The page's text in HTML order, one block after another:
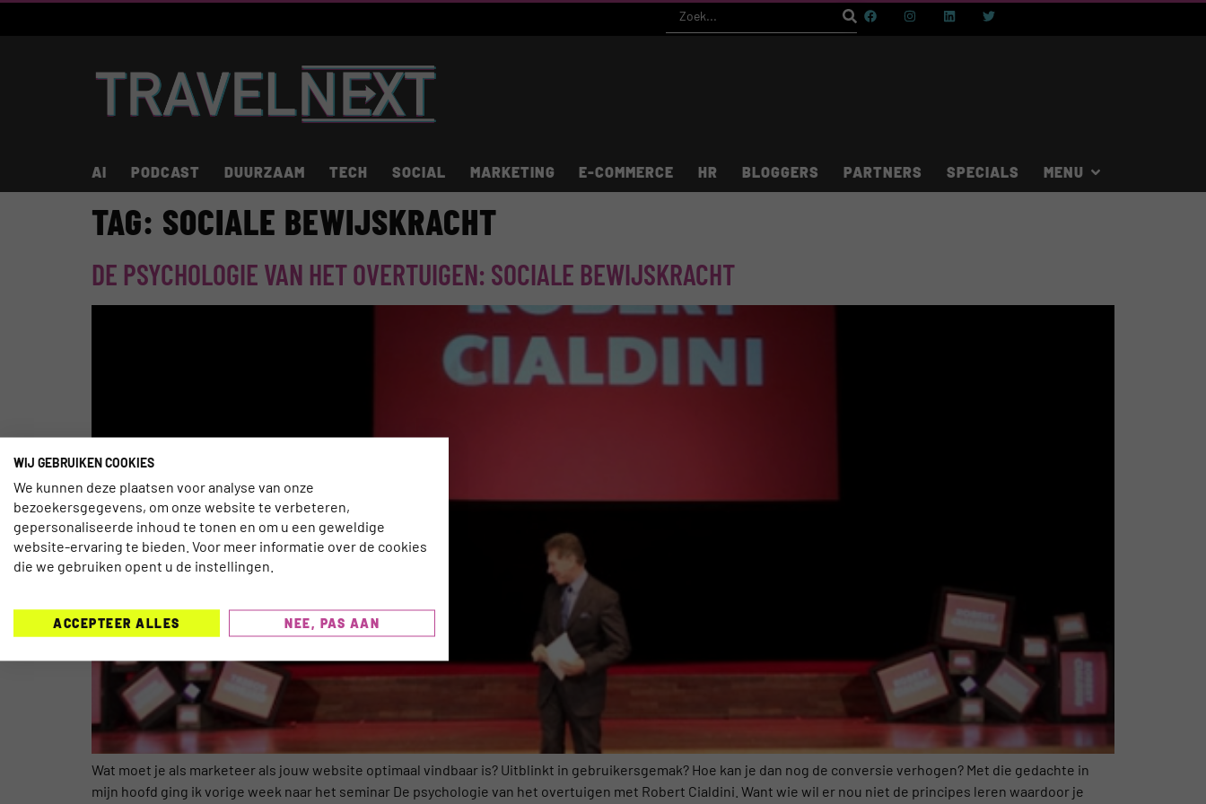
AI PODCAST DUURZAAM TECH SOCIAL MARKETING E-COMMERCE HR BLOGGERS PARTNERS SPECIALS
TAG: SOCIALE BEWIJSKRACHT
DE PSYCHOLOGIE VAN HET OVERTUIGEN: SOCIALE BEWIJSKRACHT
Wat moet je als marketeer als jouw website optimaal vindbaar is? Uitblinkt in gebruikersgemak? Hoe kan je dan nog de conversie verhogen? Met die gedachte in
mijn hoofd ging ik vorige week naar het seminar De psychologie van het overtuigen met Robert Cialdini. Want wie wil er nou niet de principes leren waardoor je
WIJ GEBRUIKEN COOKIES
We kunnen deze plaatsen voor analyse van onze
bezoekersgegevens, om onze website te verbeteren,
gepersonaliseerde inhoud te tonen en om u een geweldige
website-ervaring te bieden. Voor meer informatie over de cookies
die we gebruiken opent u de instellingen.
ACCEPTEER ALLES NEE, PAS AAN